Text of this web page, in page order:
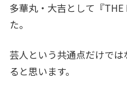
多華丸・大吉として『
た。
芸人という共通点だけで
ると思います。